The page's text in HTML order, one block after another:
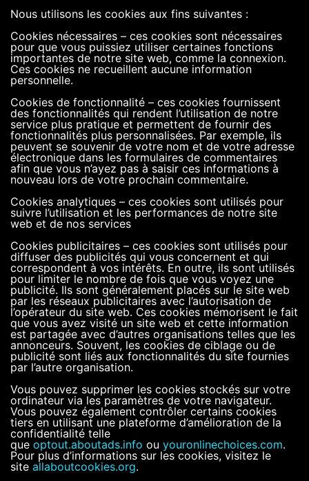
Nous utilisons les cookies aux fins suivantes :
Cookies nécessaires – ces cookies sont nécessaires
pour que vous puissiez utiliser certaines fonctions
importantes de notre site web, comme la connexion.
Ces cookies ne recueillent aucune information
personnelle.
Cookies de fonctionnalité – ces cookies fournissent
des fonctionnalités qui rendent l’utilisation de notre
service plus pratique et permettent de fournir des
fonctionnalités plus personnalisées. Par exemple, ils
peuvent se souvenir de votre nom et de votre adresse
électronique dans les formulaires de commentaires
afin que vous n’ayez pas à saisir ces informations à
nouveau lors de votre prochain commentaire.
Cookies analytiques – ces cookies sont utilisés pour
suivre l’utilisation et les performances de notre site
web et de nos services
Cookies publicitaires – ces cookies sont utilisés pour
diffuser des publicités qui vous concernent et qui
correspondent à vos intérêts. En outre, ils sont utilisés
pour limiter le nombre de fois que vous voyez une
publicité. Ils sont généralement placés sur le site web
par les réseaux publicitaires avec l’autorisation de
l’opérateur du site web. Ces cookies mémorisent le fait
que vous avez visité un site web et cette information
est partagée avec d’autres organisations telles que les
annonceurs. Souvent, les cookies de ciblage ou de
publicité sont liés aux fonctionnalités du site fournies
par l’autre organisation.
Vous pouvez supprimer les cookies stockés sur votre
ordinateur via les paramètres de votre navigateur.
Vous pouvez également contrôler certains cookies
tiers en utilisant une plateforme d’amélioration de la
confidentialité telle
que optout.aboutads.info ou youronlinechoices.com.
Pour plus d’informations sur les cookies, visitez le
site allaboutcookies.org.